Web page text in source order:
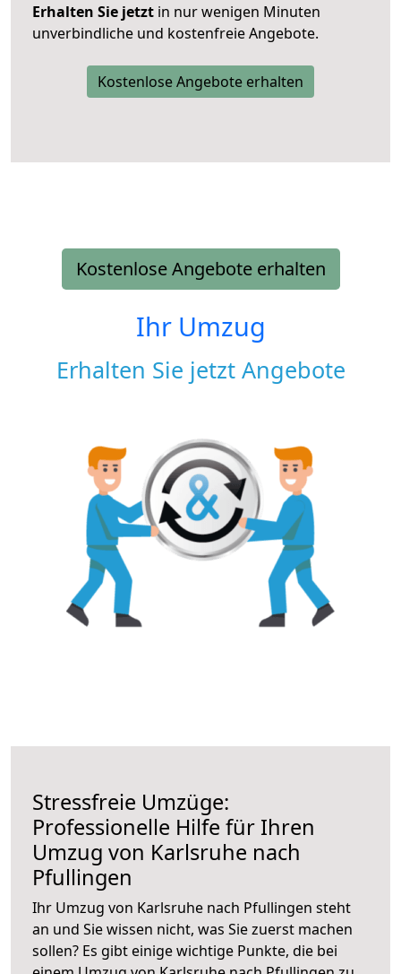
Erhalten Sie jetzt in nur wenigen Minuten
unverbindliche und kostenfreie Angebote.
Kostenlose Angebote erhalten
Kostenlose Angebote erhalten
Ihr Umzug
Erhalten Sie jetzt Angebote
Stressfreie Umzüge:
Professionelle Hilfe für Ihren
Umzug von Karlsruhe nach
Pfullingen
Ihr Umzug von Karlsruhe nach Pfullingen steht
an und Sie wissen nicht, was Sie zuerst machen
sollen? Es gibt einige wichtige Punkte, die bei